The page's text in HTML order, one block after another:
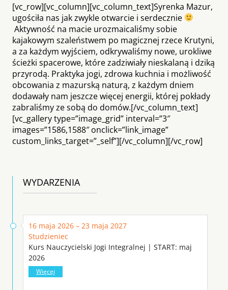
[vc_row][vc_column][vc_column_text]Syrenka Mazur,
ugościła nas jak zwykle otwarcie i serdecznie
Aktywność na macie urozmaicaliśmy sobie
kajakowym szaleństwem po magicznej rzece Krutyni,
a za każdym wyjściem, odkrywaliśmy nowe, urokliwe
ścieżki spacerowe, które zadziwiały nieskalaną i dziką
przyrodą. Praktyka jogi, zdrowa kuchnia i możliwość
obcowania z mazurską naturą, z każdym dniem
dodawały nam jeszcze więcej energii, której pokłady
zabraliśmy ze sobą do domów.[/vc_column_text]
[vc_gallery type=”image_grid” interval=”3″
images=”1586,1588″ onclick=”link_image”
custom_links_target=”_self”][/vc_column][/vc_row]
WYDARZENIA
16 maja 2026 – 23 maja 2027
Studzieniec
Kurs Nauczycielski Jogi Integralnej | START: maj
2026
Więcej